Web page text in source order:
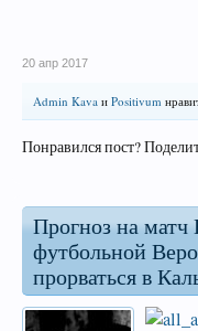
20 апр 2017
Admin Kava и Positivum
Понравился пост?
Прогноз на матч
футбольной
прорваться в